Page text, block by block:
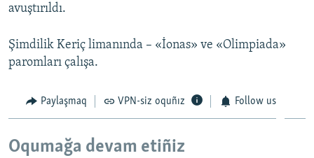
avuştırıldı.
Şimdilik Keriç limanında – «İonas» ve «Olimpiada»
paromları çalışa.
Paylaşmaq VPN-siz oquñız Follow us
Oqumağa devam etiñiz